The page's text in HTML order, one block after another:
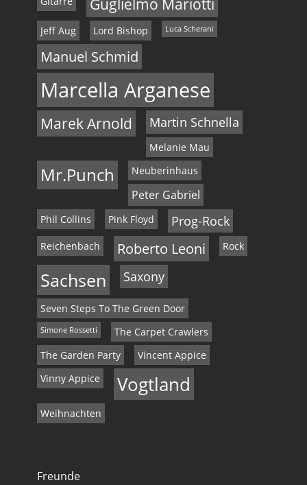
Guglielmo Mariotti
Jeff Aug Lord Bishop Luca Scherani
Manuel Schmid
Marcella Arganese
Marek Arnold Martin Schnella
Melanie Mau
Mr.Punch Neuberinhaus
Peter Gabriel
Phil Collins Pink Floyd Prog-Rock
Reichenbach Roberto Leoni Rock
Sachsen Saxony
Seven Steps To The Green Door
Simone Rossetti
The Carpet Crawlers
The Garden Party
Vincent Appice
Vinny Appice
Vogtland
Weihnachten
Freunde